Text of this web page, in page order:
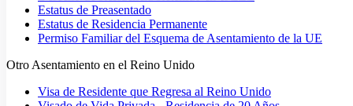
Estatus de Preasentado
Estatus de Residencia Permanente
Permiso Familiar del Esquema de Asentamiento de la UE
Otro Asentamiento en el Reino Unido
Visa de Residente que Regresa al Reino Unido